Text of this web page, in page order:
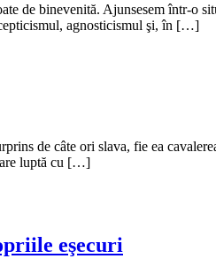
de binevenită. Ajunsesem într-o
agnosticismul şi, în […]
de câte ori slava, fie ea
luptă cu […]
eşecuri